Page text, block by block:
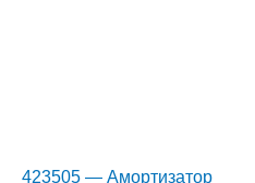
423505 — Амортизатор